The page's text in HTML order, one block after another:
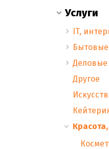
Услуги
IT,
Бытовые
Деловые
Другое